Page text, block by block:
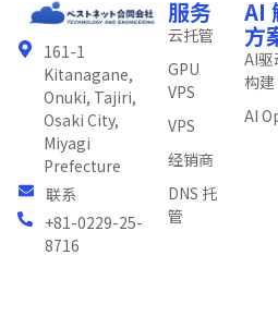
161-1
Kitanagane,
Onuki, Tajiri,
Osaki City,
Miyagi
Prefecture
联系
+81-0229-25-
8716
服务
云托管
GPU
VPS
VPS
经销商
DNS 托
管
AI
方
AI驱
构建
AI